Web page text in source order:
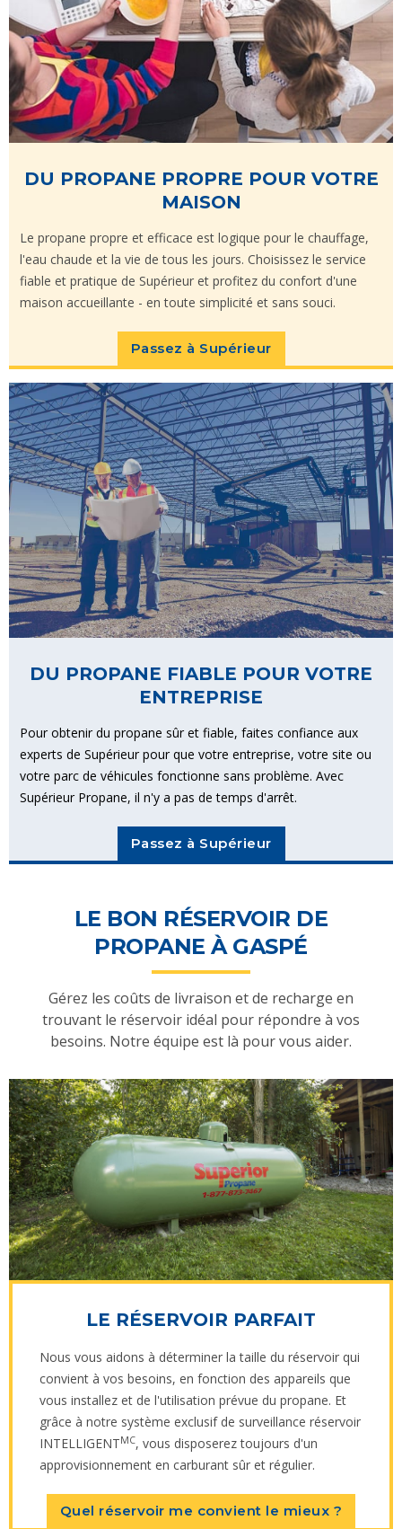
DU PROPANE PROPRE POUR VOTRE
MAISON
Le propane propre et efficace est logique pour le chauffage,
l'eau chaude et la vie de tous les jours. Choisissez le service
fiable et pratique de Supérieur et profitez du confort d'une
maison accueillante - en toute simplicité et sans souci.
Passez à Supérieur
DU PROPANE FIABLE POUR VOTRE
ENTREPRISE
Pour obtenir du propane sûr et fiable, faites confiance aux
experts de Supérieur pour que votre entreprise, votre site ou
votre parc de véhicules fonctionne sans problème. Avec
Supérieur Propane, il n'y a pas de temps d'arrêt.
Passez à Supérieur
LE BON RÉSERVOIR DE
PROPANE À GASPÉ
Gérez les coûts de livraison et de recharge en
trouvant le réservoir idéal pour répondre à vos
besoins. Notre équipe est là pour vous aider.
LE RÉSERVOIR PARFAIT
Nous vous aidons à déterminer la taille du réservoir qui
convient à vos besoins, en fonction des appareils que
vous installez et de l'utilisation prévue du propane. Et
grâce à notre système exclusif de surveillance réservoir
INTELLIGENTMC, vous disposerez toujours d'un
approvisionnement en carburant sûr et régulier.
Quel réservoir me convient le mieux ?